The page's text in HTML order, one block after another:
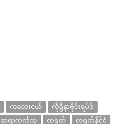
ကလေးငယ်
ကိုရိုနာဗိုင်းရပ်စ်
ဆရာကင်္ကသူ တရုတ် တရုတ်နိုင်ငံ